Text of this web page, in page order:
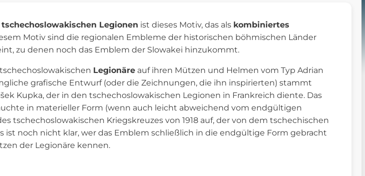
tschechoslowakischen Legionen ist dieses Motiv, das als kombiniertes
Motiv sind die regionalen Embleme der historischen böhmischen Länder
zu denen noch das Emblem der Slowakei hinzukommt.
Legionäre auf ihren Mützen und Helmen vom Typ Adrian
grafische Entwurf (oder die Zeichnungen, die ihn inspirierten) stammt
Kupka, der in den tschechoslowakischen Legionen in Frankreich diente. Das
in materieller Form (wenn auch leicht abweichend vom endgültigen
tschechoslowakischen Kriegskreuzes von 1918 auf, der von dem tschechischen
ist noch nicht klar, wer das Emblem schließlich in die endgültige Form gebracht
der Legionäre kennen.